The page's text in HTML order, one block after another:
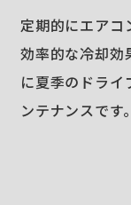
定期的にエアコ
効率的な冷却効
に夏季のドライ
ンテナンスです。